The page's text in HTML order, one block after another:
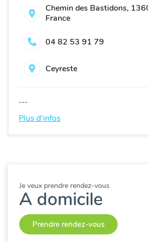
Chemin des Bastidons,
France
04 82 53 91 79
Ceyreste
---
Plus d'infos
Je veux prendre rendez-vous
A domicile
Prendre rendez-vous